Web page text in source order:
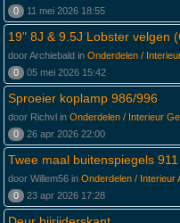
0
11 mei 2026 18:55
19" 8J & 9.5J Lobster velgen
door Archiebald in Onderdelen /
0
05 mei 2026 15:42
Sproeier koplamp 986/996
door Richvl in Onderdelen / Interieur
0
26 apr 2026 22:00
Twee maal buitenspiegels 911
door Willem56 in Onderdelen / Interieur
0
23 apr 2026 17:28